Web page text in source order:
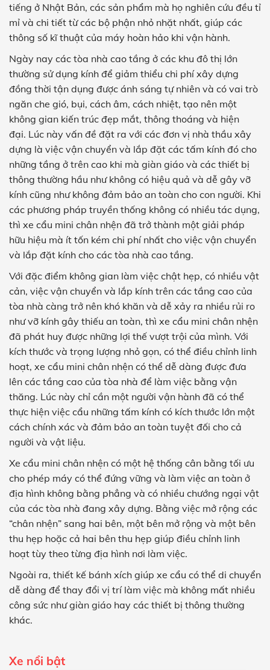
tiếng ở Nhật Bản, các sản phẩm mà họ nghiên cứu đều tỉ
mỉ và chi tiết từ các bộ phận nhỏ nhặt nhất, giúp các
thông số kĩ thuật của máy hoàn hảo khi vận hành.
Ngày nay các tòa nhà cao tầng ở các khu đô thị lớn
thường sử dụng kính để giảm thiểu chi phí xây dựng
đồng thời tận dụng được ánh sáng tự nhiên và có vai trò
ngăn che gió, bụi, cách âm, cách nhiệt, tạo nên một
không gian kiến trúc đẹp mắt, thông thoáng và hiện
đại. Lúc này vấn đề đặt ra với các đơn vị nhà thầu xây
dựng là việc vận chuyển và lắp đặt các tấm kính đó cho
những tầng ở trên cao khi mà giàn giáo và các thiết bị
thông thường hầu như không có hiệu quả và dễ gây vỡ
kính cũng như không đảm bảo an toàn cho con người. Khi
các phương pháp truyền thống không có nhiều tác dụng,
thì xe cẩu mini chân nhện đã trở thành một giải pháp
hữu hiệu mà ít tốn kém chi phí nhất cho việc vận chuyển
và lắp đặt kính cho các tòa nhà cao tầng.
Với đặc điểm không gian làm việc chật hẹp, có nhiều vật
cản, việc vận chuyển và lắp kính trên các tầng cao của
tòa nhà càng trở nên khó khăn và dễ xảy ra nhiều rủi ro
như vỡ kính gây thiếu an toàn, thì xe cẩu mini chân nhện
đã phát huy được những lợi thế vượt trội của mình. Với
kích thước và trọng lượng nhỏ gọn, có thể điều chỉnh linh
hoạt, xe cẩu mini chân nhện có thể dễ dàng được đưa
lên các tầng cao của tòa nhà để làm việc bằng vận
thăng. Lúc này chỉ cần một người vận hành đã có thể
thực hiện việc cẩu những tấm kính có kích thước lớn một
cách chính xác và đảm bảo an toàn tuyệt đối cho cả
người và vật liệu.
Xe cẩu mini chân nhện có một hệ thống cân bằng tối ưu
cho phép máy có thể đứng vững và làm việc an toàn ở
địa hình không bằng phẳng và có nhiều chướng ngại vật
của các tòa nhà đang xây dựng. Bằng việc mở rộng các
“chân nhện” sang hai bên, một bên mở rộng và một bên
thu hẹp hoặc cả hai bên thu hẹp giúp điều chỉnh linh
hoạt tùy theo từng địa hình nơi làm việc.
Ngoài ra, thiết kế bánh xích giúp xe cẩu có thể di chuyển
dễ dàng để thay đổi vị trí làm việc mà không mất nhiều
công sức như giàn giáo hay các thiết bị thông thường
khác.
Xe nổi bật